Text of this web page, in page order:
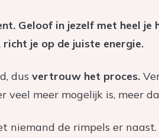
Geloof in jezelf met heel je
richt je op de juiste energie.
dus vertrouw het proces.
meer mogelijk is, meer
niemand de rimpels er naast.